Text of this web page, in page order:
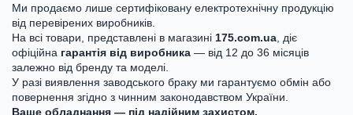
Ми продаємо лише сертифіковану електротехнічну продукцію
від перевірених виробників.
На всі товари, представлені в магазині 175.com.ua , діє
офіційна гарантія від виробника — від 12 до 36 місяців
залежно від бренду та моделі.
У разі виявлення заводського браку ми гарантуємо обмін або
повернення згідно з чинним законодавством України.
Ваше обладнання — під надійним захистом.